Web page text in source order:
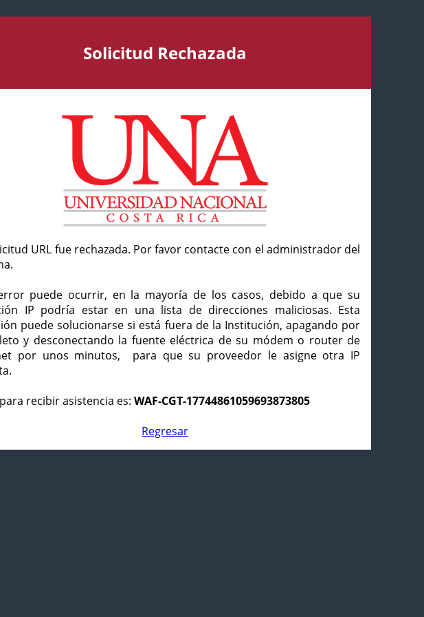
Solicitud Rechazada
URL fue rechazada. Por favor contacte con el administrador del
puede ocurrir, en la mayoría de los casos, debido a que su
IP podría estar en una lista de direcciones maliciosas. Esta
puede solucionarse si está fuera de la Institución, apagando por
y desconectando la fuente eléctrica de su módem o router de
por unos minutos, para que su proveedor le asigne otra IP
recibir asistencia es: WAF-CGT-17744861059693873805
Regresar